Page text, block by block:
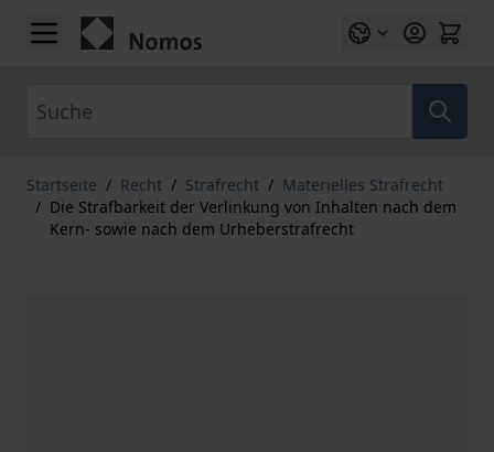
Zum Inhalt springen
Startseite / Recht / Strafrecht / Materielles Strafrecht
/ Die Strafbarkeit der Verlinkung von Inhalten nach dem
Kern- sowie nach dem Urheberstrafrecht